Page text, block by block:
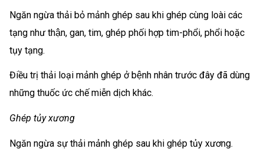
Ngăn ngừa thải bỏ mảnh ghép sau khi ghép cùng loài các
tạng như thận, gan, tim, ghép phối hợp tim-phổi, phổi hoặc
tụy tạng.
Điều trị thải loại mảnh ghép ở bệnh nhân trước đây đã dùng
những thuốc ức chế miễn dịch khác.
Ghép tủy xương
Ngăn ngừa sự thải mảnh ghép sau khi ghép tủy xương.